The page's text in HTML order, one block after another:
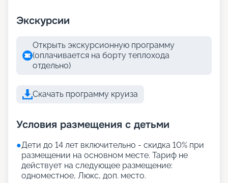
Экскурсии
Открыть экскурсионную программу
(оплачивается на борту теплохода
отдельно)
Скачать программу круиза
Условия размещения с детьми
●Дети до 14 лет включительно - скидка 10% при
размещении на основном месте. Тариф не
действует на следующее размещение:
одноместное, Люкс, доп. место.